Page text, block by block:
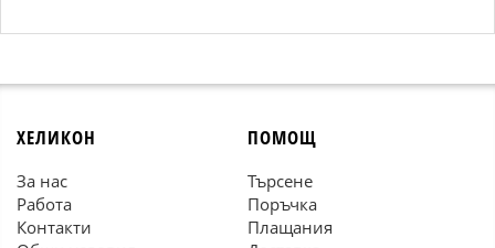
ХЕЛИКОН
За нас
Работа
Контакти
ПОМОЩ
Търсене
Поръчка
Плащания